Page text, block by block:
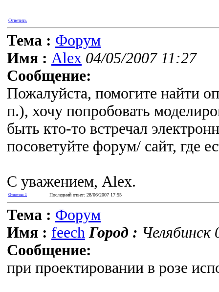
Ответить
Тема : Форум
Имя : Alex 04/05/2007 11:27
Сообщение:
Пожалуйста, помогите найти
п.), хочу попробовать
быть кто-то встречал
посоветуйте форум/ сайт, где
С уважением, Alex.
Ответов: 1 Последний ответ: 28/06/2007 17:55
Тема : Форум
Имя : feech Город : Челябинск
Сообщение:
при проектировании в розе